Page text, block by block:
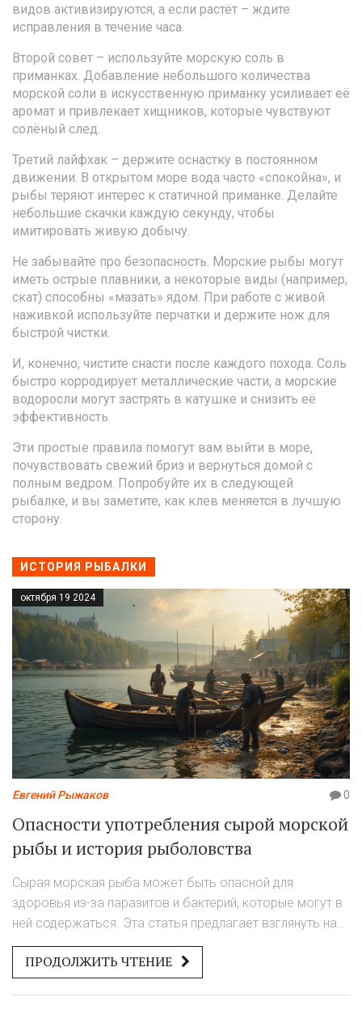
видов активизируются, а если растёт – ждите
исправления в течение часа.
Второй совет – используйте морскую соль в
приманках. Добавление небольшого количества
морской соли в искусственную приманку усиливает её
аромат и привлекает хищников, которые чувствуют
солёный след.
Третий лайфхак – держите оснастку в постоянном
движении. В открытом море вода часто «спокойна», и
рыбы теряют интерес к статичной приманке. Делайте
небольшие скачки каждую секунду, чтобы
имитировать живую добычу.
Не забывайте про безопасность. Морские рыбы могут
иметь острые плавники, а некоторые виды (например,
скат) способны «мазать» ядом. При работе с живой
наживкой используйте перчатки и держите нож для
быстрой чистки.
И, конечно, чистите снасти после каждого похода. Соль
быстро корродирует металлические части, а морские
водоросли могут застрять в катушке и снизить её
эффективность.
Эти простые правила помогут вам выйти в море,
почувствовать свежий бриз и вернуться домой с
полным ведром. Попробуйте их в следующей
рыбалке, и вы заметите, как клев меняется в лучшую
сторону.
ИСТОРИЯ РЫБАЛКИ
октября 19 2024
Евгений Рыжаков 0
Опасности употребления сырой морской
рыбы и история рыболовства
Сырая морская рыба может быть опасной для
здоровья из-за паразитов и бактерий, которые могут в
ней содержаться. Эта статья предлагает взглянуть на
исторические аспекты рыболовства и проблемы,
связанные с употреблением сырой рыбы. Будут
исследованы риски и меры предосторожности,
ПРОДОЛЖИТЬ ЧТЕНИЕ